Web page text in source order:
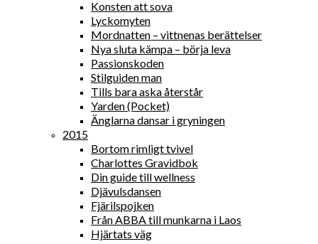
Konsten att sova
Lyckomyten
Mordnatten – vittnenas berättelser
Nya sluta kämpa – börja leva
Passionskoden
Stilguiden man
Tills bara aska återstår
Yarden (Pocket)
Änglarna dansar i gryningen
2015
Bortom rimligt tvivel
Charlottes Gravidbok
Din guide till wellness
Djävulsdansen
Fjärilspojken
Från ABBA till munkarna i Laos
Hjärtats väg